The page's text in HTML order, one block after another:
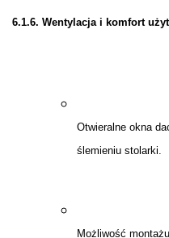
6.1.6. Wentylacja i komfort
Otwieralne okna
ślemieniu stolarki.
Możliwość